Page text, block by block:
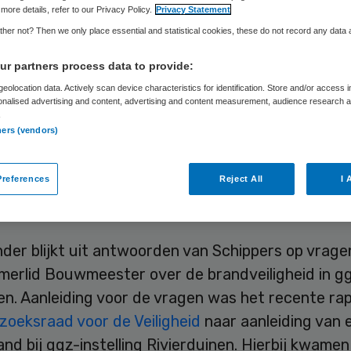
minister Schippers van Volksgezond is het met
voor de Veiligheid eens dat de
onvoldoende is afgestemd op de patiënten en
moeten van de minister beter sturing geven
blijkt uit antwoorden van Schippers op
Bouwmeester over de brandveiligheid in
Aanleiding voor de vragen was het recente
voor de Veiligheid naar aanleiding van
bij ggz-instelling Rivierduinen. Hierbij
details, refer to our Privacy Policy. Privacy Statement
not? Then we only place essential and statistical cookies, these do not record any data
partners process data to provide:
data. Actively scan device characteristics for identification. Store and/or access
advertising and content, advertising and content measurement, audience research
(vendors)
Reject All I